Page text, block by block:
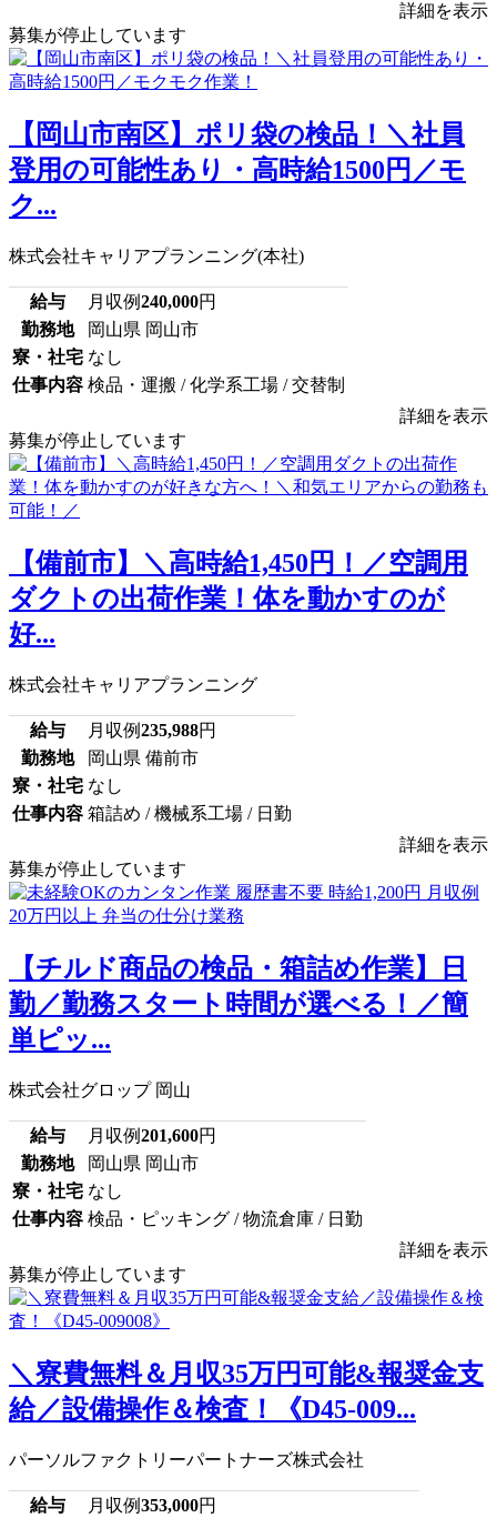
詳細を表示
募集が停止しています
【岡山市南区】ポリ袋の検品！＼社員
登用の可能性あり・高時給1500円／モ
ク...
株式会社キャリアプランニング(本社)
給与 月収例240,000円
勤務地
岡山県 岡山市
寮・社宅 なし
仕事内容 検品・運搬 / 化学系工場 / 交替制
詳細を表示
募集が停止しています
【備前市】＼高時給1,450円！／空調用
ダクトの出荷作業！体を動かすのが
好...
株式会社キャリアプランニング
給与 月収例235,988円
勤務地
岡山県 備前市
寮・社宅 なし
仕事内容 箱詰め / 機械系工場 / 日勤
詳細を表示
募集が停止しています
【チルド商品の検品・箱詰め作業】日
勤／勤務スタート時間が選べる！／簡
単ピッ...
株式会社グロップ 岡山
給与 月収例201,600円
勤務地
岡山県 岡山市
寮・社宅 なし
仕事内容 検品・ピッキング / 物流倉庫 / 日勤
詳細を表示
募集が停止しています
＼寮費無料＆月収35万円可能&報奨金支
給／設備操作＆検査！《D45-009...
パーソルファクトリーパートナーズ株式会社
給与 月収例353,000円